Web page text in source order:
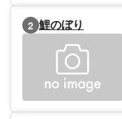
2 鯉のぼり